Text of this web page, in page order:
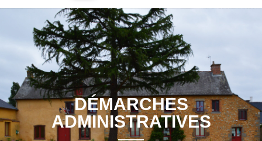
DÉMARCHES
ADMINISTRATIVES